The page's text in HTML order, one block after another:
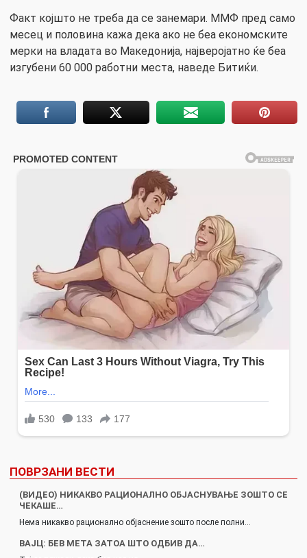
Факт којшто не треба да се занемари. ММФ пред само
месец и половина кажа дека ако не беа економските
мерки на владата во Македонија, најверојатно ќе беа
изгубени 60 000 работни места, наведе Битиќи.
ПОВРЗАНИ ВЕСТИ
(ВИДЕО) НИКАКВО РАЦИОНАЛНО ОБЈАСНУВАЊЕ ЗОШТО СЕ
ЧЕКАШЕ…
Нема никакво рационално објаснение зошто после полни…
ВАЈЦ: БЕВ МЕТА ЗАТОА ШТО ОДБИВ ДА…